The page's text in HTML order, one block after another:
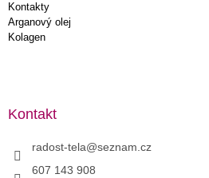
Kontakty
Arganový olej
Kolagen
Kontakt
radost-tela@seznam.cz
607 143 908